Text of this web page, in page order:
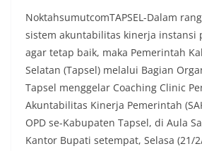
menjelang perayaan HUT
Petugas mengingatkan
bendera dengan benar
wujud nyata partisipasi
memperingati hari
Indonesia.‎‎”Kami
warga agar mulai
bendera Merah Putih di
masing secara penuh. Ini
penghormatan kita bersama
NoktahsumutcomTAPSEL-Dalam
sistem akuntabilitas kinerja instansi
agar tetap baik, maka Pemerintah
Selatan (Tapsel) melalui Bagian
Tapsel menggelar Coaching Clinic
Akuntabilitas Kinerja Pemerintah
OPD se-Kabupaten Tapsel, di Aula
Kantor Bupati setempat, Selasa (21/